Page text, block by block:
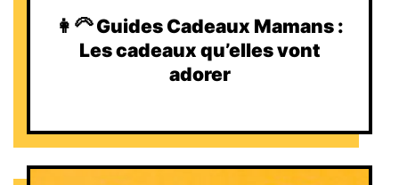
👩‍🦳 Guides Cadeaux Mamans :
Les cadeaux qu’elles vont
adorer